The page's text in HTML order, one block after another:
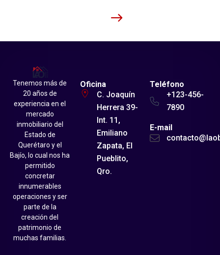
Tenemos más de
20 años de
experiencia en el
mercado
inmobiliario del
Estado de
Querétaro y el
Bajío, lo cual nos ha
permitido
concretar
innumerables
operaciones y ser
parte de la
creación del
patrimonio de
muchas familias.
Oficina
C. Joaquín
Herrera 39-
Int. 11,
Emiliano
Zapata, El
Pueblito,
Qro.
Teléfono
+123-456-
7890
E-mail